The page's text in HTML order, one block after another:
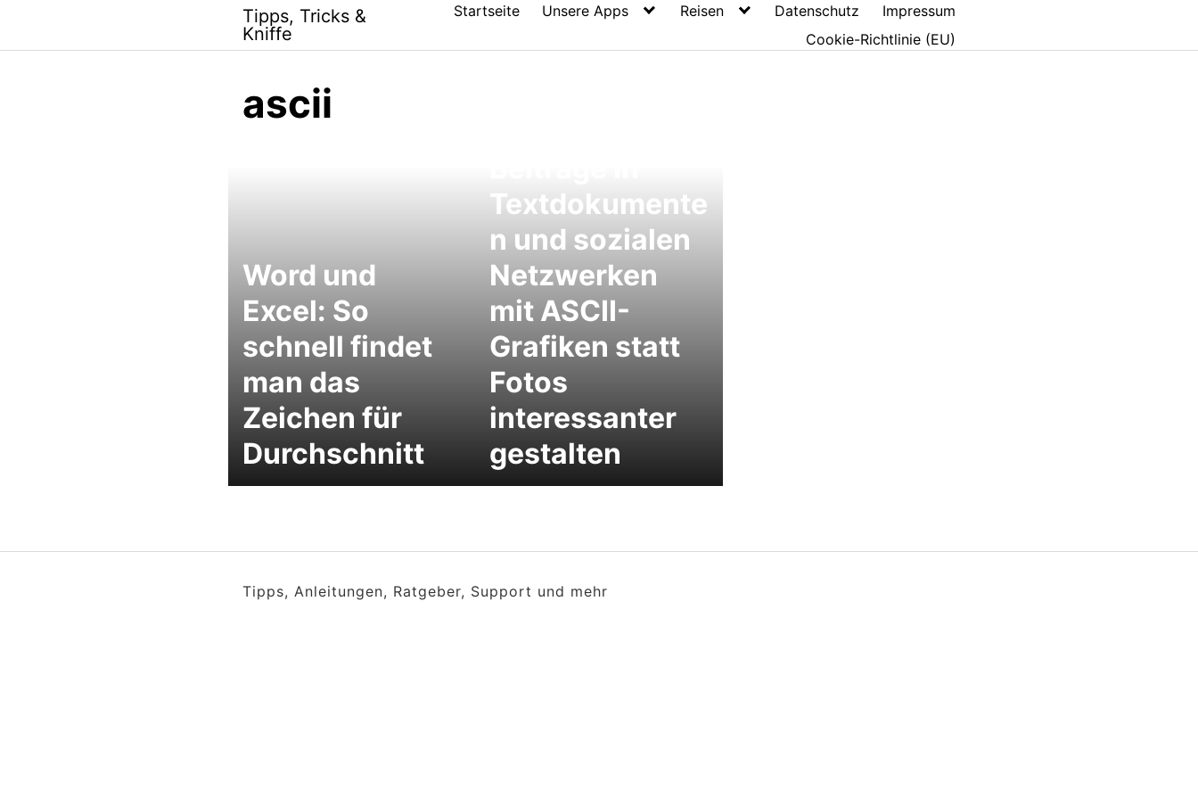
content
Tipps, Tricks &
Kniffe
Startseite Unsere Apps Reisen Datenschutz
Impressum
Cookie-Richtlinie (EU)
ascii
Word und
Excel: So
schnell findet
man das
Zeichen für
Durchschnitt
Textdokumente
n und sozialen
Netzwerken
mit ASCII-
Grafiken statt
Fotos
interessanter
gestalten
Tipps, Anleitungen, Ratgeber, Support und mehr